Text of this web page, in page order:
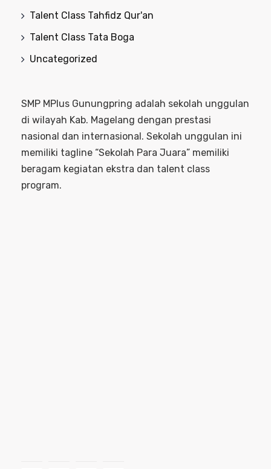
Talent Class Tahfidz Qur'an
Talent Class Tata Boga
Uncategorized
SMP MPlus Gunungpring adalah sekolah unggulan
di wilayah Kab. Magelang dengan prestasi
nasional dan internasional. Sekolah unggulan ini
memiliki tagline “Sekolah Para Juara” memiliki
beragam kegiatan ekstra dan talent class
program.